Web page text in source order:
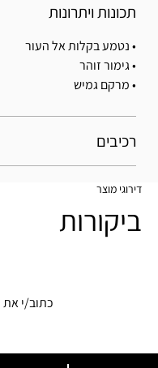
תכונות ויתרונות
• נטמע בקלות אל העור
• גימור זוהר
• מרקם גמיש
רכיבים
דירוגי מוצר
ביקורות
כתוב/י